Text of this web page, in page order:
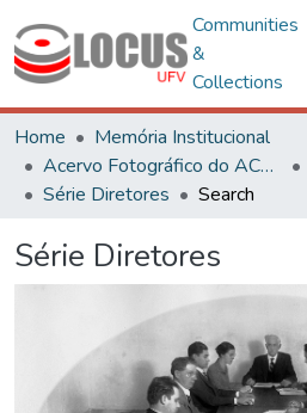
Communities
&
Collections
Home
Memória Institucional
Acervo Fotográfico do ACH-UFV
Série Diretores
Search
Série Diretores